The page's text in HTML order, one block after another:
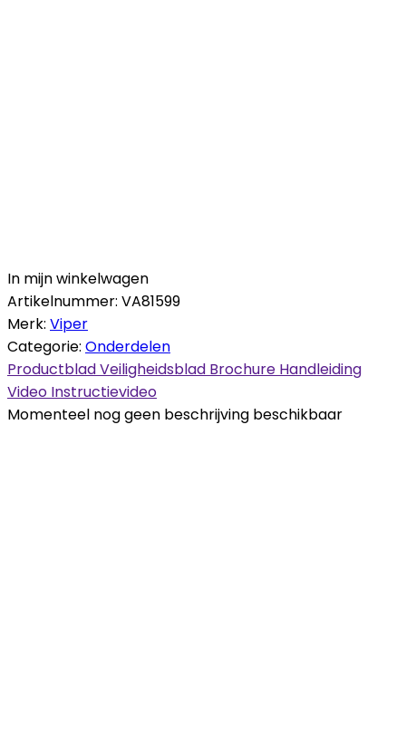
In mijn winkelwagen
Artikelnummer: VA81599
Merk: Viper
Categorie: Onderdelen
ProductbladVeiligheidsblad Brochure Handleiding
Video Instructievideo
Momenteel nog geen beschrijving beschikbaar